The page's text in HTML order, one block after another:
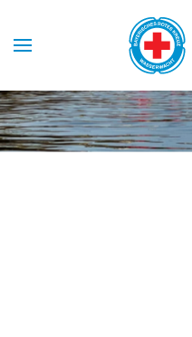
Skip to main content